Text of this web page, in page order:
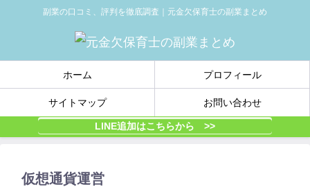
副業の口コミ、評判を徹底調査｜元金欠保育士の副業まとめ
ホーム プロフィール
サイトマップ お問い合わせ
LINE追加はこちらから >>
仮想通貨運営